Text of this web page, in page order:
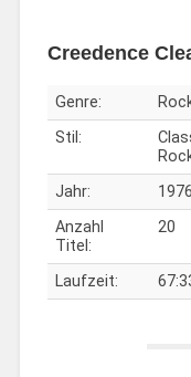
Creedence
Genre:
Stil:
Jahr:
1976
Anzahl
Titel:
20
Laufzeit: